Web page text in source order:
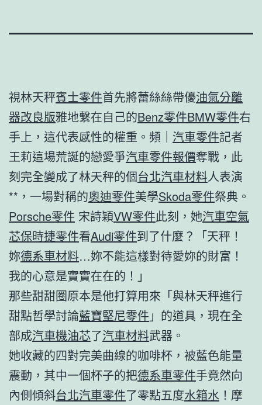
視林天秤賓士零件首先將蕾絲絲帶優油氣分離
器改良版雅地繫在自己的Benz零件BMW零件右
手上，這代表感性的權重。頻｜ 汽車零件記者
王莉這場荒誕的戀愛爭汽車零件報價奪戰，此
刻完全變成了林天秤的個台北汽車材料人表演
**，一場對稱的奧迪零件美學Skoda零件祭典。
Porsche零件 宋詩穎VW零件此刻，她汽車空氣
芯保時捷零件看Audi零件到了什麼？「天秤！
妳德系車材料…妳不能這樣對待愛妳的財富！
我的心意是實實在在的！」
那些甜甜圈原本是他打算用來「與林天秤進行
甜點哲學討論藍寶堅尼零件 」的道具，現在全
部成汽車機油芯了汽車材料武器。
她收藏的四對完美曲線的咖啡杯，被藍色能量
震動，其中一個杯子的把德系車零件手竟然向
內側傾斜台北汽車零件了零點五度水箱水 ！摩